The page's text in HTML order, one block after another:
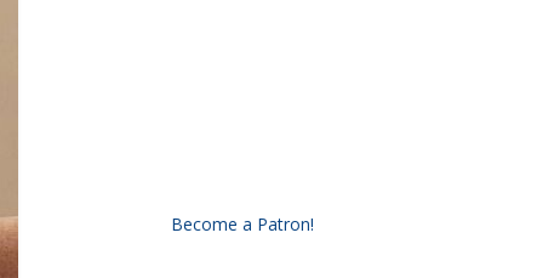
Become a Patron!